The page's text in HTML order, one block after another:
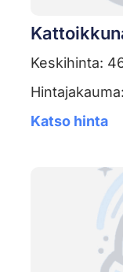
Keskihinta:
Katso hinta